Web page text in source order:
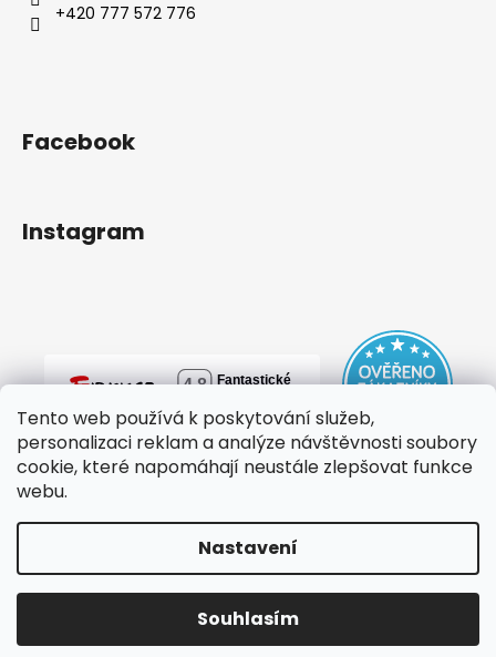
Tento web používá k poskytování služeb,
personalizaci reklam a analýze návštěvnosti soubory
cookie, které napomáhají neustále zlepšovat funkce
webu.
Nastavení
Souhlasím
+420 777 572 776
Facebook
Instagram
Copyright 2026mylovebag. Všechna práva vyhrazena.
Upravit nastavení cookies